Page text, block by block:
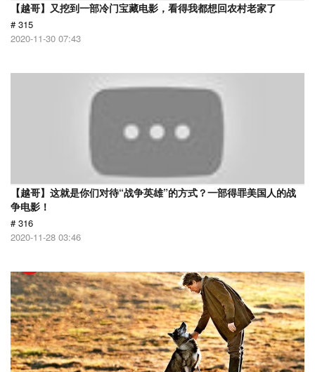
【越哥】又挖到一部冷门宝藏电影，看得我都想回农村老家了
# 315
2020-11-30 07:43
【越哥】这就是你们对待“战争英雄”的方式？一部得罪美国人的战
争电影！
# 316
2020-11-28 03:46